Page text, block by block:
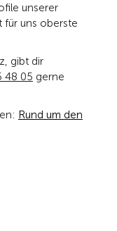
unserer
für uns oberste
gibt dir
48 05 gerne
Rund um den